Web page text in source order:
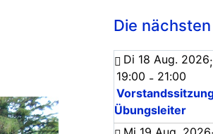
Die
Di 18 Aug. 2026;
19:00 - 21:00
Übungsleiter